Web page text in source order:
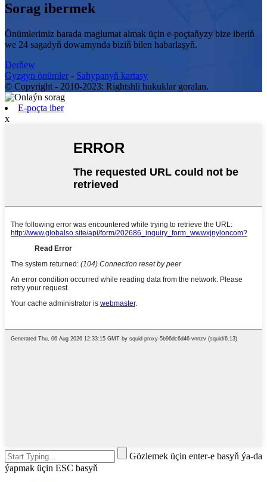
Sorag ibermek
Önümlerimiz barada maglumat almak üçin e-poçtaňyzy bize iberiň
we 24 sagadyň dowamynda biziň bilen habarlaşyň.
Derňew
Gyzgyn önümler - Sahypanyň kartasy
© Copyright - 2010-2023: Rightshli hukuklar goralan.
E-poçta iber
x
Gözlemek üçin enter-e basyň ýa-da
ýapmak üçin ESC basyň